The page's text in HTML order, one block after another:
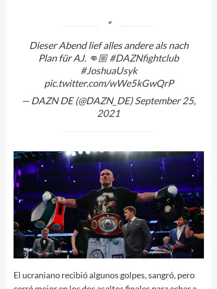
Dieser Abend lief alles andere als nach
Plan für AJ. 👊🏼#DAZNfightclub
#JoshuaUsyk
pic.twitter.com/wWe5kGwQrP
— DAZN DE (@DAZN_DE)September 25,
2021
El ucraniano recibió algunos golpes, sangró, pero